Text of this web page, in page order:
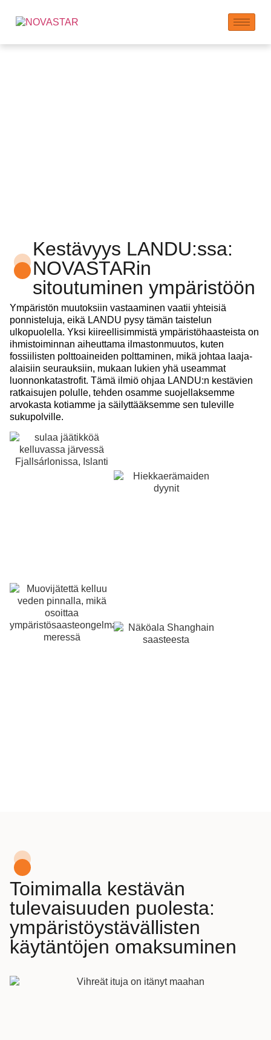
Kestävyys LANDU:ssa:
NOVASTARin
sitoutuminen ympäristöön
Ympäristön muutoksiin vastaaminen vaatii yhteisiä
ponnisteluja, eikä LANDU pysy tämän taistelun
ulkopuolella. Yksi kiireellisimmistä ympäristöhaasteista on
ihmistoiminnan aiheuttama ilmastonmuutos, kuten
fossiilisten polttoaineiden polttaminen, mikä johtaa laaja-
alaisiin seurauksiin, mukaan lukien yhä useammat
luonnonkatastrofit. Tämä ilmiö ohjaa LANDU:n kestävien
ratkaisujen polulle, tehden osamme suojellaksemme
arvokasta kotiamme ja säilyttääksemme sen tuleville
sukupolville.
Toimimalla kestävän
tulevaisuuden puolesta:
ympäristöystävällisten
käytäntöjen omaksuminen